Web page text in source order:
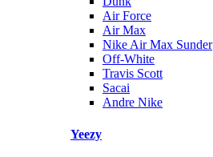
Air Force
Air Max
Nike Air Max Sunder
Off-White
Travis Scott
Sacai
Andre Nike
Yeezy